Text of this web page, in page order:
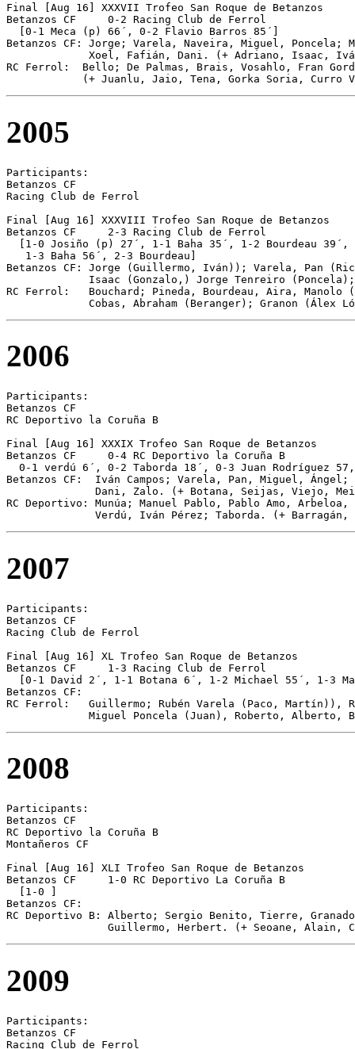
Final [Aug 16] XXXVII Trofeo San Roque de Betanzos
Betanzos CF	0-2 Racing Club de Ferrol
  [0-1 Meca (p) 66´, 0-2 Flavio Barros 85´]
Betanzos CF: Jorge; Varela, Naveira, Miguel, Poncela;
Xoel, Fafián, Dani. (+ Adriano, Isaac,
RC Ferrol:  Bello; De Palmas, Brais, Vosahlo, Fran
2005
Participants:
Betanzos CF
Racing Club de Ferrol
Final [Aug 16] XXXVIII Trofeo San Roque de Betanzos
Betanzos CF	2-3 Racing Club de Ferrol
  [1-0 Josiño (p) 27´, 1-1 Baha 35´, 1-2 Bourdeau 39´,
   1-3 Baha 56´, 2-3 Bourdeau]
Betanzos CF: Jorge (Guillermo, Iván)); Varela, Pan
Isaac (Gonzalo,) Jorge Tenreiro
RC Ferrol:   Bouchard; Pineda, Bourdeau, Aira,
Cobas, Abraham (Beranger); Granon (Álex
2006
Participants:
Betanzos CF
RC Deportivo la Coruña B
Final [Aug 16] XXXIX Trofeo San Roque de Betanzos
Betanzos CF	0-4 RC Deportivo la Coruña B
0-1 verdú 6´, 0-2 Taborda 18´, 0-3 Juan Rodríguez
Betanzos CF:  Iván Campos; Varela, Pan, Miguel,
Dani, Zalo. (+ Botana, Seijas, Viejo,
RC Deportivo: Munúa; Manuel Pablo, Pablo Amo,
Verdú, Iván Pérez; Taborda. (+
2007
Participants:
Betanzos CF
Racing Club de Ferrol
Final [Aug 16] XL Trofeo San Roque de Betanzos
Betanzos CF	1-3 Racing Club de Ferrol
[0-1 David 2´, 1-1 Botana 6´, 1-2 Michael 55´, 1-3
Betanzos CF:
RC Ferrol:   Guillermo; Rubén Varela (Paco,
Miguel Poncela (Juan), Roberto, Alberto,
2008
Participants:
Betanzos CF
RC Deportivo la Coruña B
Montañeros CF
Final [Aug 16] XLI Trofeo San Roque de Betanzos
Betanzos CF	1-0 RC Deportivo La Coruña B
  [1-0 ]
Betanzos CF:
RC Deportivo B: Alberto; Sergio Benito, Tierre,
2009
Participants:
Betanzos CF
Racing Club de Ferrol